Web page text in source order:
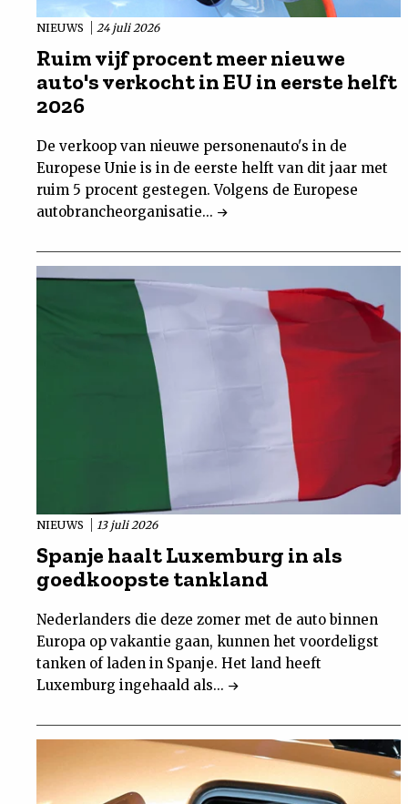
NIEUWS 24 juli 2026
Ruim vijf procent meer nieuwe
auto's verkocht in EU in eerste helft
2026
De verkoop van nieuwe personenauto's in de
Europese Unie is in de eerste helft van dit jaar met
ruim 5 procent gestegen. Volgens de Europese
autobrancheorganisatie...
NIEUWS 13 juli 2026
Spanje haalt Luxemburg in als
goedkoopste tankland
Nederlanders die deze zomer met de auto binnen
Europa op vakantie gaan, kunnen het voordeligst
tanken of laden in Spanje. Het land heeft
Luxemburg ingehaald als...